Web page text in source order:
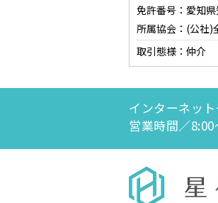
免許番号：愛知
所属協会：(公社)
取引態様：仲介
インターネッ
営業時間／